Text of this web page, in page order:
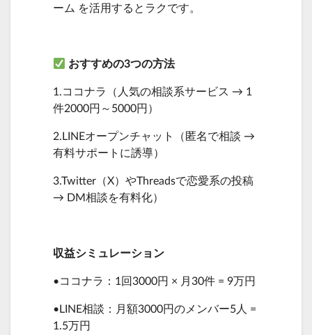
ーム を活用するとラクです。
おすすめの3つの方法
1.ココナラ（人気の相談系サービス → 1
件2000円～5000円）
2.LINEオープンチャット（匿名で相談 →
有料サポートに誘導）
3.Twitter（X）やThreadsで恋愛系の投稿
→ DM相談を有料化）
収益シミュレーション
•ココナラ：1回3000円 × 月30件 = 9万円
•LINE相談：月額3000円のメンバー5人 =
1.5万円